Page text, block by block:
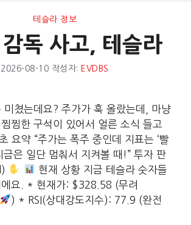
테슬라 정보
독 사고, 테슬라
2026-08-10 작성자: EVDBS
미쳤는데요? 주가가 훅 올랐는데, 마냥
찜한 구석이 있어서 얼른 소식 들고
요약 “주가는 폭주 중인데 지표는 ‘빨
금은 일단 멈춰서 지켜볼 때!” 투자 판
현재 상황 지금 테슬라 숫자들
에요. * 현재가: $328.58 (무려
) * RSI(상대강도지수): 77.9 (완전